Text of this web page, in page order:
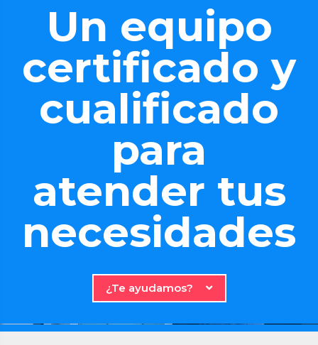
Un equipo
certificado y
cualificado
para
atender tus
necesidades
¿Te ayudamos?